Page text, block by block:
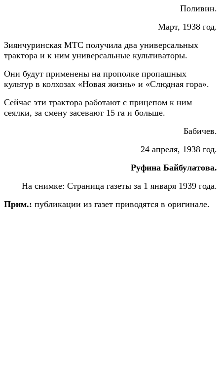
Поливин.
Март, 1938 год.
Зиянчуринская МТС получила два универсальных
трактора и к ним универсальные культиваторы.
Они будут применены на прополке пропашных
культур в колхозах «Новая жизнь» и «Слюдная гора».
Сейчас эти трактора работают с прицепом к ним
сеялки, за смену засевают 15 га и больше.
Бабичев.
24 апреля, 1938 год.
Руфина Байбулатова.
На снимке: Страница газеты за 1 января 1939 года.
Прим.: публикации из газет приводятся в оригинале.